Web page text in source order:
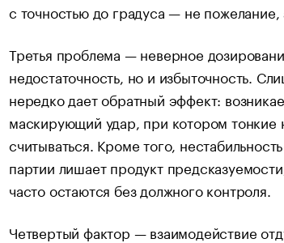
с точностью до градуса — не пожелание,
Третья проблема — неверное
недостаточность, но и избыточность.
нередко дает обратный эффект:
маскирующий удар, при котором
считываться. Кроме того,
партии лишает продукт
часто остаются без должного контроля.
Четвертый фактор — взаимодействие